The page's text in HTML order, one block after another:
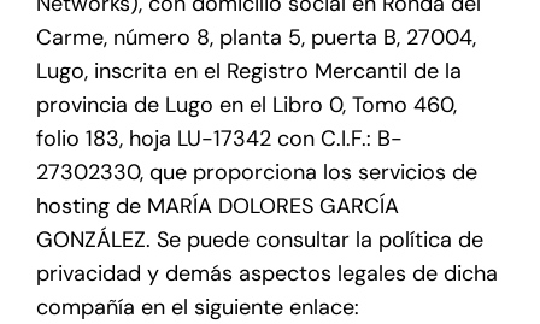
Carme, número 8, planta 5, puerta B, 27004,
Lugo, inscrita en el Registro Mercantil de la
provincia de Lugo en el Libro 0, Tomo 460,
folio 183, hoja LU-17342 con C.I.F.: B-
27302330, que proporciona los servicios de
hosting de MARÍA DOLORES GARCÍA
GONZÁLEZ. Se puede consultar la política de
privacidad y demás aspectos legales de dicha
compañía en el siguiente enlace: